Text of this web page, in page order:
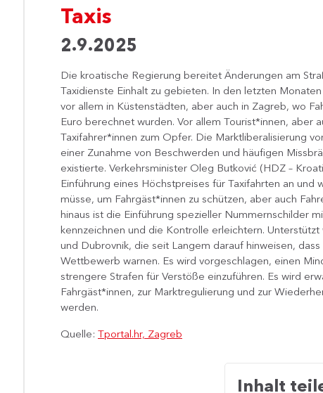
Taxis
2.9.2025
Die kroatische Regierung bereitet Änderungen am
Taxidienste Einhalt zu gebieten. In den letzten
vor allem in Küstenstädten, aber auch in Zagreb, wo
Euro berechnet wurden. Vor allem Tourist*innen,
Taxifahrer*innen zum Opfer. Die Marktliberalisierung
einer Zunahme von Beschwerden und häufigen
existierte. Verkehrsminister Oleg Butković (HDZ –
Einführung eines Höchstpreises für Taxifahrten an
müsse, um Fahrgäst*innen zu schützen, aber auch
hinaus ist die Einführung spezieller Nummernschilder
kennzeichnen und die Kontrolle erleichtern.
und Dubrovnik, die seit Langem darauf hinweisen,
Wettbewerb warnen. Es wird vorgeschlagen, einen
strengere Strafen für Verstöße einzuführen. Es wird
Fahrgäst*innen, zur Marktregulierung und zur
werden.
Quelle: Tportal.hr, Zagreb
Inhalt